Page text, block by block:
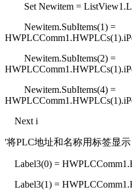
Set Newitem =
Newitem.SubItems(1) =
Newitem.SubItems(2) =
Newitem.SubItems(4) =
Next i
'将PLC地址和名称用标签显示
Label3(0) =
Label3(1) =